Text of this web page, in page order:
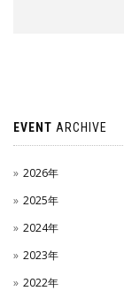
EVENT ARCHIVE
2026年
2025年
2024年
2023年
2022年